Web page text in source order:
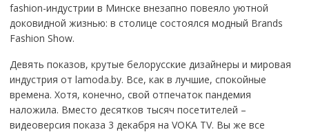
fashion-индустрии в Минске внезапно повеяло уютной
доковидной жизнью: в столице состоялся модный Brands
Fashion Show.
Девять показов, крутые белорусские дизайнеры и мировая
индустрия от lamoda.by. Все, как в лучшие, спокойные
времена. Хотя, конечно, свой отпечаток пандемия
наложила. Вместо десятков тысяч посетителей –
видеоверсия показа 3 декабря на VOKA TV. Вы же все